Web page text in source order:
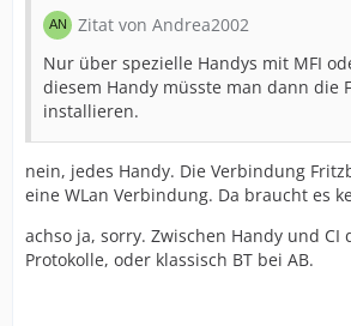
Zitat von Andrea2002
Nur über spezielle Handys mit MFI
diesem Handy müsste man dann die
installieren.
nein, jedes Handy. Die Verbindung
eine WLan Verbindung. Da braucht es
achso ja, sorry. Zwischen Handy und CI
Protokolle, oder klassisch BT bei AB.